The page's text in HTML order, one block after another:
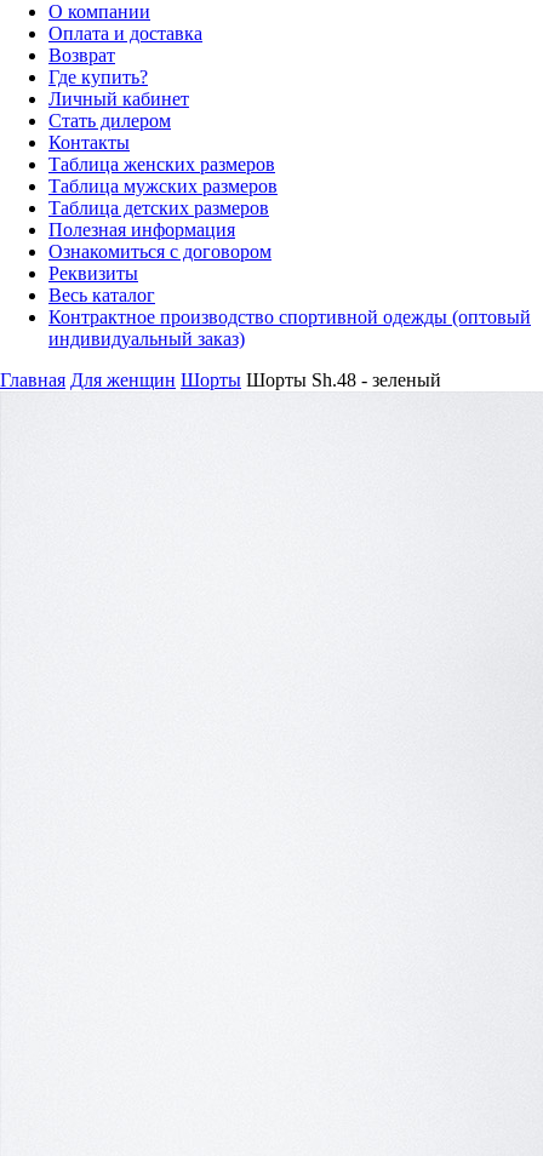
О компании
Оплата и доставка
Возврат
Где купить?
Личный кабинет
Стать дилером
Контакты
Таблица женских размеров
Таблица мужских размеров
Таблица детских размеров
Полезная информация
Ознакомиться с договором
Реквизиты
Весь каталог
Контрактное производство спортивной одежды (оптовый
индивидуальный заказ)
Главная Для женщин Шорты Шорты Sh.48 - зеленый